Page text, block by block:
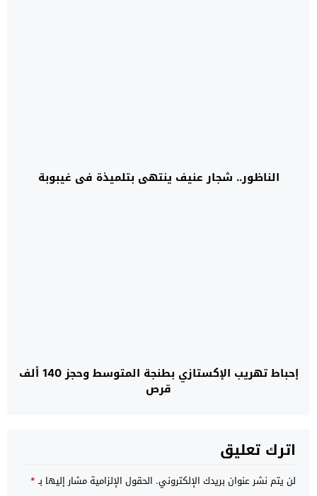
الناظور.. شجار عنيف ينتهي بتلميذة في غيبوبة
إحباط تهريب الإكستازي بطنجة المتوسط وحجز 140 ألف
قرص
اترك تعليق
لن يتم نشر عنوان بريدك الإلكتروني. الحقول الإلزامية مشار إليها بـ*